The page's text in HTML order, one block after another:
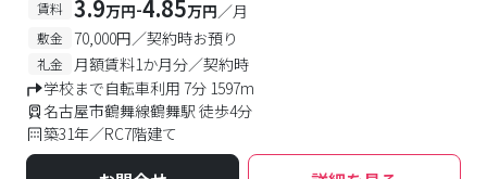
賃料 3.9万円-4.85万円／月
敷金 70,000円／契約時お預り
礼金
月額賃料1か月分／契約時
学校まで自転車利用 7分 1597m
名古屋市鶴舞線鶴舞駅 徒歩4分
築31年／RC7階建て